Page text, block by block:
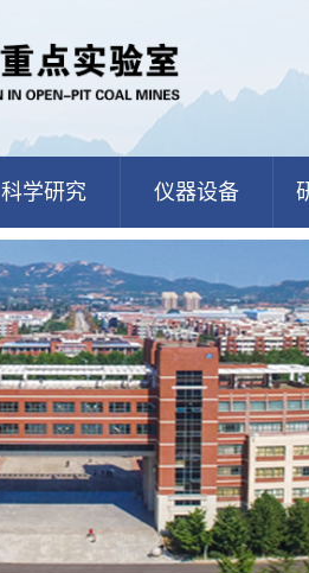
科学研究 仪器设备